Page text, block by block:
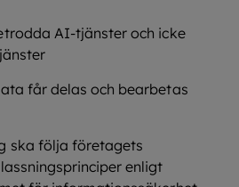
AI-tjänster och icke
får delas och bearbetas
ska följa företagets
enligt